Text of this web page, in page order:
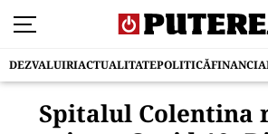
DEZVALUIRIACTUALITATEPOLITICĂ
Spitalul Colentina